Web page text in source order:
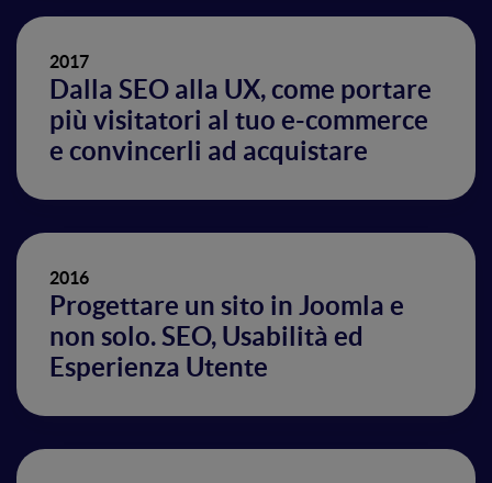
2017
Dalla SEO alla UX, come portare
più visitatori al tuo e-commerce
e convincerli ad acquistare
2016
Progettare un sito in Joomla e
non solo. SEO, Usabilità ed
Esperienza Utente